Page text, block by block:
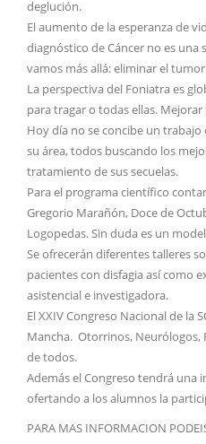
deglución.
El aumento de la esperanza de
diagnóstico de Cáncer no es
vamos más allá: eliminar el
La perspectiva del Foniatra es
para tragar o todas ellas.
Hoy día no se concibe un
su área, todos buscando los
tratamiento de sus secuelas.
Para el programa científico
Gregorio Marañón, Doce de
Logopedas. Sin duda es un
Se ofrecerán diferentes talleres
pacientes con disfagia así como
asistencial e investigadora.
El XXIV Congreso Nacional de la
Mancha. Otorrinos, Neurólogos,
de todos.
Además el Congreso tendrá una
ofertando a los alumnos la
PARA MAS INFORMACION